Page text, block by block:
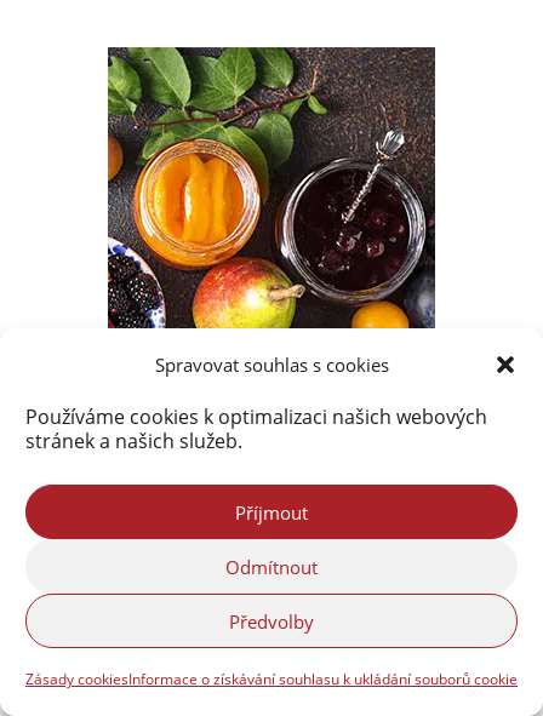
Spravovat souhlas s cookies
Používáme cookies k optimalizaci našich webových
stránek a našich služeb.
Příjmout
Odmítnout
Předvolby
Zásady cookiesInformace o získávání souhlasu k ukládání souborů cookie